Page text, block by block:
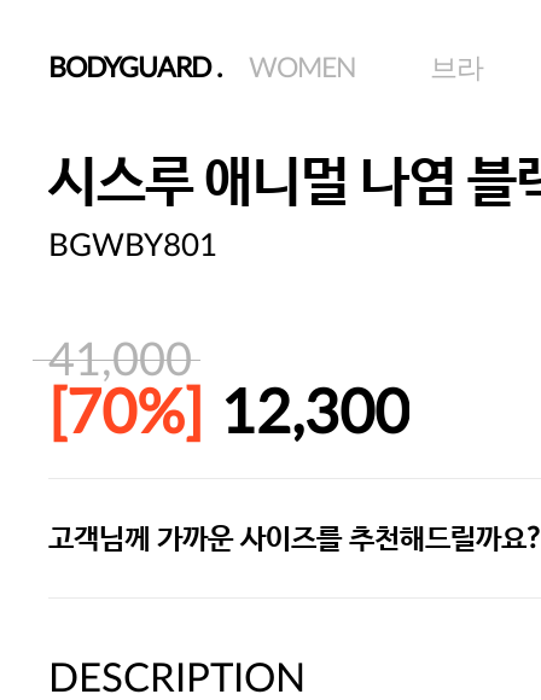
BODYGUARD. WOMEN 브라
시스루 애니멀 나염 블
BGWBY801
41,000
[70%] 12,300
주말특가 20%(8.7~8.9)/5만원 이
고객님께 가까운 사이즈를 추천해드릴까요?
DESCRIPTION